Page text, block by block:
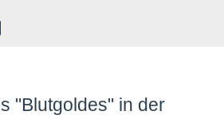
"Blutgoldes" in der